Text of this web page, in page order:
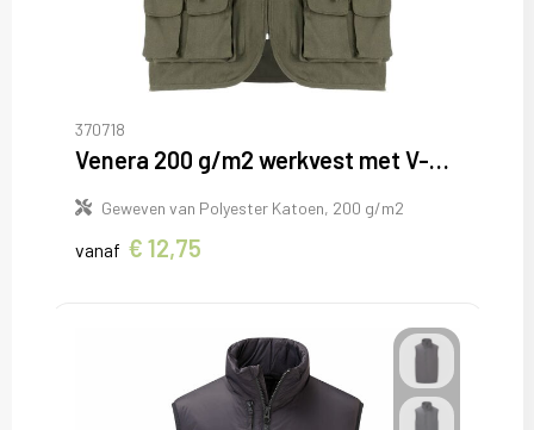
370718
Venera 200 g/m2 werkvest met V-hals en meerdere zakken
Geweven van Polyester Katoen, 200 g/m2
vanaf € 12,75